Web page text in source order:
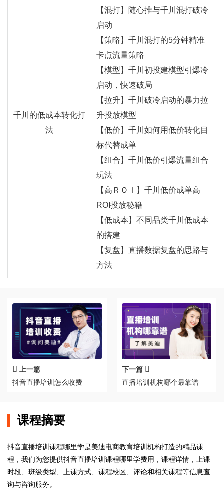
千川的低成本转化打
法
【混打】随心推与千川混打破冷
启动
【策略】千川混打的5分钟精准
卡点流量策略
【模型】千川初投建模型引爆冷
启动，快速破局
【拉升】千川破冷启动的暴力拉
升投放模型
【低价】千川如何用低价转化目
标代替成单
【组合】千川低价引爆流量组合
玩法
【高ＲＯＩ】千川低价成单高
ROI投放秘籍
【低成本】不同品类千川低成本
的搭建
【复盘】直播数据复盘的思路与
方法
上一篇
抖音直播培训怎么收费
下一篇
直播培训机构哪个最靠谱
课程摘要
抖音直播培训课程哪里学是美迪电商教育培训机构打造的精品课
程，我们为您提供抖音直播培训课程哪里学费用，课程详情，上课
时段、班级类型、上课方式、课程校区、评论和相关课程等信息查
询与咨询服务。